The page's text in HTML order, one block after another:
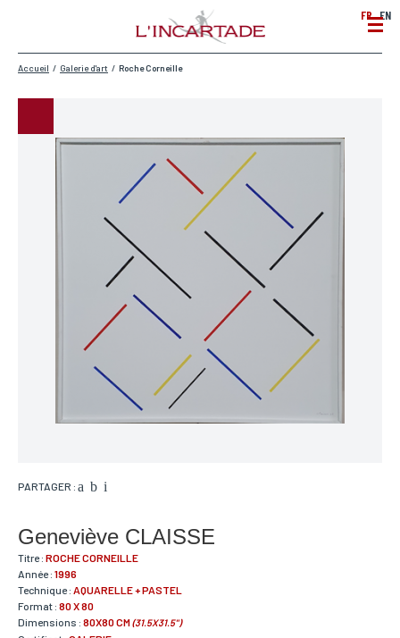
FR EN
Accueil / Galerie d'art / Roche Corneille
PARTAGER :
Geneviève CLAISSE
Titre : ROCHE CORNEILLE
Année : 1996
Technique : AQUARELLE + PASTEL
Format : 80 X 80
Dimensions : 80X80 CM(31.5X31.5")